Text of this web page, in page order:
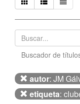
Buscador de
autor: JM
etiqueta: